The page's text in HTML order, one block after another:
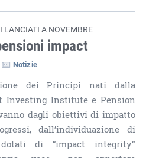
LANCIATI A NOVEMBRE
impact
Notizie
dei Principi nati dalla
Investing Institute e Pension
dagli obiettivi di impatto
dall’individuazione di
di “impact integrity”